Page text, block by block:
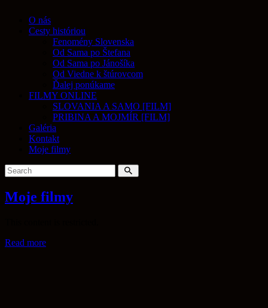
O nás
Cesty históriou
Fenomény Slovenska
Od Sama po Štefana
Od Sama po Jánošíka
Od Viedne k štúrovcom
Ďalej ponúkame
FILMY ONLINE
SLOVANIA A SAMO [FILM]
PRIBINA A MOJMÍR [FILM]
Galéria
Kontakt
Moje filmy
Moje filmy
Read more